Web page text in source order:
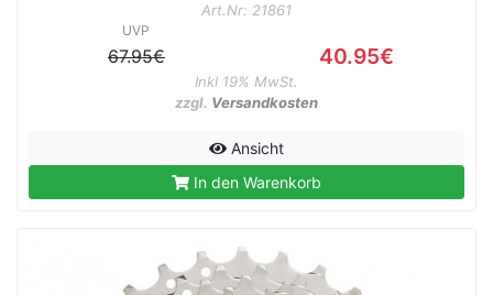
Art.Nr: 21861
UVP
67.95€ 40.95€
Inkl 19% MwSt.
zzgl. Versandkosten
Ansicht
In den Warenkorb